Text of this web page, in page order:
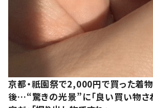
京都・祇園祭で2,000円で買った着
後…“驚きの光景”に「良い買い物さ